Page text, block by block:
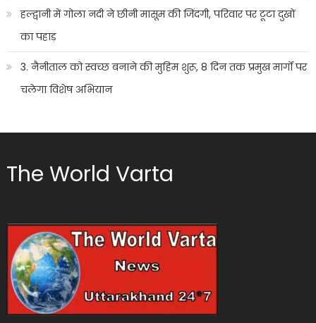
हल्द्वानी में गोला नदी ने छीनी मासूम की जिंदगी, परिवार पर टूटा दुखों
का पहाड़
3. नैनीताल को स्वच्छ बनाने की मुहिम शुरू, 8 दिन तक प्रमुख मार्गों पर
चलेगा विशेष अभियान
The World Varta